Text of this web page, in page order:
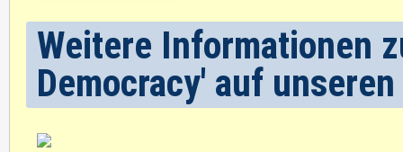
Weitere Informationen
Democracy' auf